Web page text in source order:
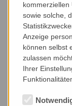
Sie
Sie benötigen
noch heute
kommerziellen
sowie solche,
Anzeige
können selbst
zulassen
Ihrer